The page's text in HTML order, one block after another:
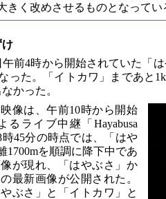
く改めさせるものとなってい
け
午前4時から開始されていた「
った。「イトカワ」まであと
かった。
像は、午前10時から開始
ライブ中継「Hayabusa
45分の時点では、「はや
1700mを順調に降下中であ
が現れ、「はやぶさ」か
最新画像が公開された。
ぶさ」と「イトカワ」と